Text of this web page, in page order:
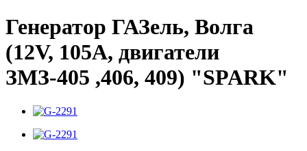
Генератор ГАЗель, Волга
(12V, 105A, двигатели
ЗМЗ-405 ,406, 409) "SPARK"